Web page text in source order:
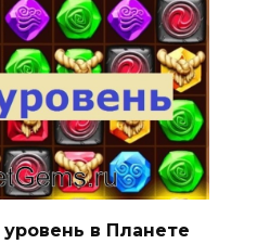
в Планете